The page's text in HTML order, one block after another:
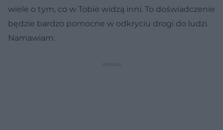
wiele o tym, co w Tobie widzą inni. To doświadczenie
będzie bardzo pomocne w odkryciu drogi do ludzi.
Namawiam.